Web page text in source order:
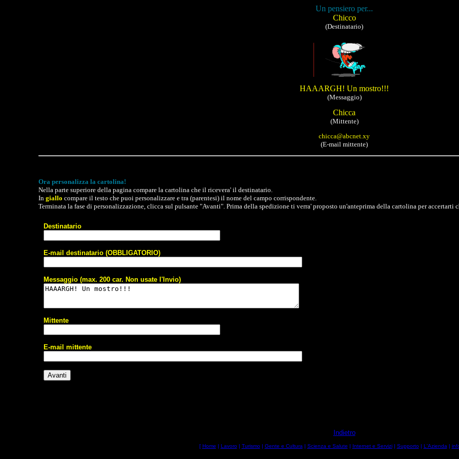
Un pensiero per...
Chicco
(Destinatario)
HAAARGH! Un mostro!!!
(Messaggio)
Chicca
(Mittente)
chicca@abcnet.xy
(E-mail mittente)
Ora personalizza la cartolina!
Nella parte superiore della pagina compare la cartolina che il ricevera' il destinatario.
In giallo compare il testo che puoi personalizzare e tra (parentesi) il nome del campo corrispondente.
Terminata la fase di personalizzazione, clicca sul pulsante "Avanti". Prima della spedizione ti verra' proposto un'anteprima della cartolina per accertarti
Destinatario
E-mail destinatario (OBBLIGATORIO)
Messaggio (max. 200 car. Non usate l'Invio)
Mittente
E-mail mittente
Indietro
[ Home | Lavoro| Turismo| Gente e Cultura | Scienza e Salute | Internet e Servizi| Supporto| L'Azienda |